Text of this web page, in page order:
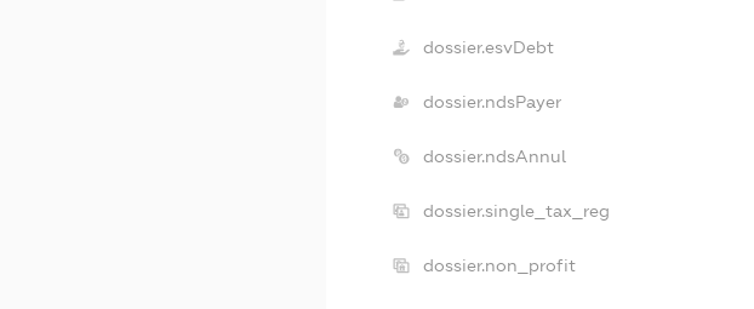
dossier.esvDebt
dossier.ndsPayer
dossier.ndsAnnul
dossier.single_tax_reg
dossier.non_profit